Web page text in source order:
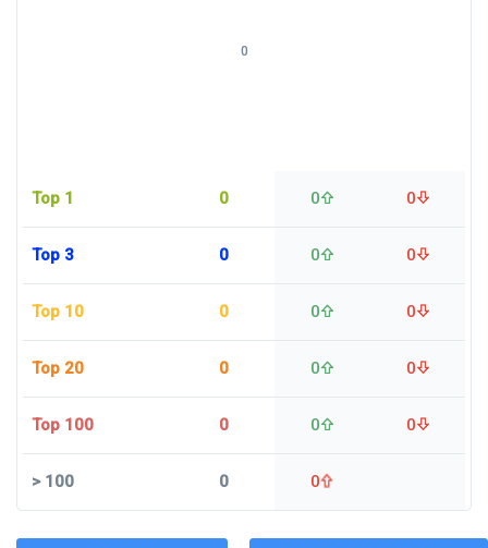
Top 1 0 0 0
Top 3 0 0 0
Top 10 0 0 0
Top 20 0 0 0
Top 100 0 0 0
>100 0 0
0